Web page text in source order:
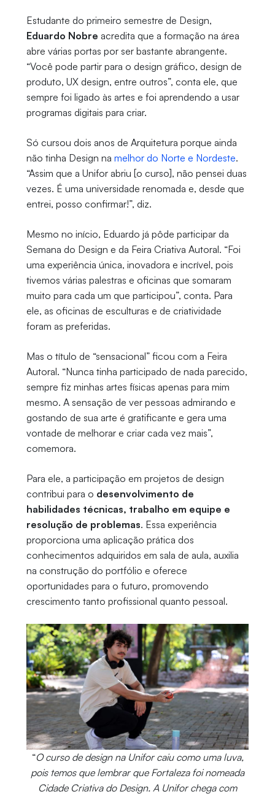
Estudante do primeiro semestre de Design,
Eduardo Nobre acredita que a formação na área
abre várias portas por ser bastante abrangente.
“Você pode partir para o design gráfico, design de
produto, UX design, entre outros”, conta ele, que
sempre foi ligado às artes e foi aprendendo a usar
programas digitais para criar.
Só cursou dois anos de Arquitetura porque ainda
não tinha Design na melhor do Norte e Nordeste.
“Assim que a Unifor abriu [o curso], não pensei duas
vezes. É uma universidade renomada e, desde que
entrei, posso confirmar!”, diz.
Mesmo no início, Eduardo já pôde participar da
Semana do Design e da Feira Criativa Autoral. “Foi
uma experiência única, inovadora e incrível, pois
tivemos várias palestras e oficinas que somaram
muito para cada um que participou”, conta. Para
ele, as oficinas de esculturas e de criatividade
foram as preferidas.
Mas o título de “sensacional” ficou com a Feira
Autoral. “Nunca tinha participado de nada parecido,
sempre fiz minhas artes físicas apenas para mim
mesmo. A sensação de ver pessoas admirando e
gostando de sua arte é gratificante e gera uma
vontade de melhorar e criar cada vez mais”,
comemora.
Para ele, a participação em projetos de design
contribui para o desenvolvimento de
habilidades técnicas, trabalho em equipe e
resolução de problemas. Essa experiência
proporciona uma aplicação prática dos
conhecimentos adquiridos em sala de aula, auxilia
na construção do portfólio e oferece
oportunidades para o futuro, promovendo
crescimento tanto profissional quanto pessoal.
“O curso de design na Unifor caiu como uma luva,
pois temos que lembrar que Fortaleza foi nomeada
Cidade Criativa do Design. A Unifor chega com